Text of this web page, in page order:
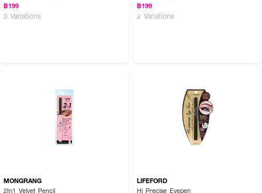
฿199
3 Variations
฿199
2 Variations
MONGRANG
2In1 Velvet Pencil
LIFEFORD
Hi Precise Eyepen